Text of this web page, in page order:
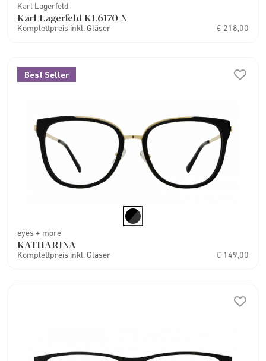
Karl Lagerfeld
Karl Lagerfeld KL6170 N
Komplettpreis inkl. Gläser € 218,00
Best Seller
eyes + more
KATHARINA
Komplettpreis inkl. Gläser € 149,00